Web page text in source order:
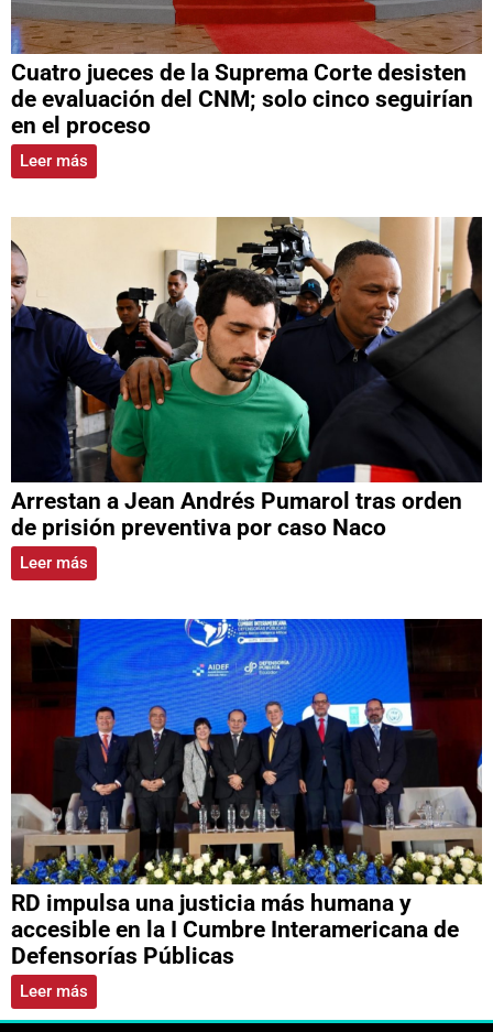
Cuatro jueces de la Suprema Corte desisten
de evaluación del CNM; solo cinco seguirían
en el proceso
Leer más
Arrestan a Jean Andrés Pumarol tras orden
de prisión preventiva por caso Naco
Leer más
RD impulsa una justicia más humana y
accesible en la I Cumbre Interamericana de
Defensorías Públicas
Leer más